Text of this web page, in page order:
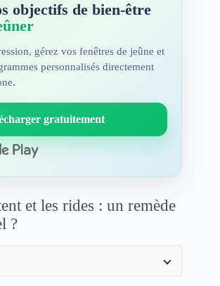
objectifs de bien-être
gérez vos fenêtres de jeûne et
personnalisés directement
gratuitement
et les rides : un remède
?